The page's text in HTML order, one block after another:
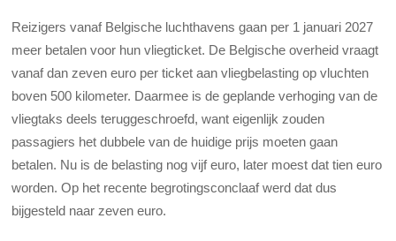
Reizigers vanaf Belgische luchthavens gaan per 1 januari 2027
meer betalen voor hun vliegticket. De Belgische overheid vraagt
vanaf dan zeven euro per ticket aan vliegbelasting op vluchten
boven 500 kilometer. Daarmee is de geplande verhoging van de
vliegtaks deels teruggeschroefd, want eigenlijk zouden
passagiers het dubbele van de huidige prijs moeten gaan
betalen. Nu is de belasting nog vijf euro, later moest dat tien euro
worden. Op het recente begrotingsconclaaf werd dat dus
bijgesteld naar zeven euro.